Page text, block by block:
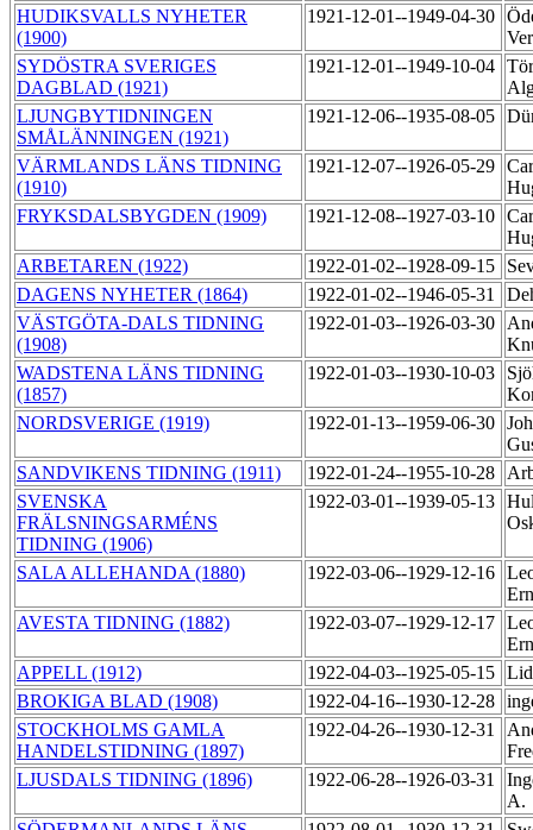
HUDIKSVALLS NYHETER
(1900)
1921-12-01--1949-04-30
SYDÖSTRA SVERIGES
DAGBLAD (1921)
1921-12-01--1949-10-04
LJUNGBYTIDNINGEN
SMÅLÄNNINGEN (1921)
1921-12-06--1935-08-05
VÄRMLANDS LÄNS TIDNING
(1910)
1921-12-07--1926-05-29
FRYKSDALSBYGDEN (1909)
1921-12-08--1927-03-10
ARBETAREN (1922)
1922-01-02--1928-09-15
DAGENS NYHETER (1864)
1922-01-02--1946-05-31
VÄSTGÖTA-DALS TIDNING
(1908)
1922-01-03--1926-03-30
WADSTENA LÄNS TIDNING
(1857)
1922-01-03--1930-10-03
NORDSVERIGE (1919)
1922-01-13--1959-06-30
SANDVIKENS TIDNING (1911)
1922-01-24--1955-10-28
SVENSKA
FRÄLSNINGSARMÉNS
TIDNING (1906)
1922-03-01--1939-05-13
SALA ALLEHANDA (1880) 1922-03-06--1929-12-16
AVESTA TIDNING (1882)
1922-03-07--1929-12-17
APPELL (1912)
1922-04-03--1925-05-15
BROKIGA BLAD (1908)
1922-04-16--1930-12-28
STOCKHOLMS GAMLA
HANDELSTIDNING (1897)
1922-04-26--1930-12-31
LJUSDALS TIDNING (1896)
1922-06-28--1926-03-31
A.